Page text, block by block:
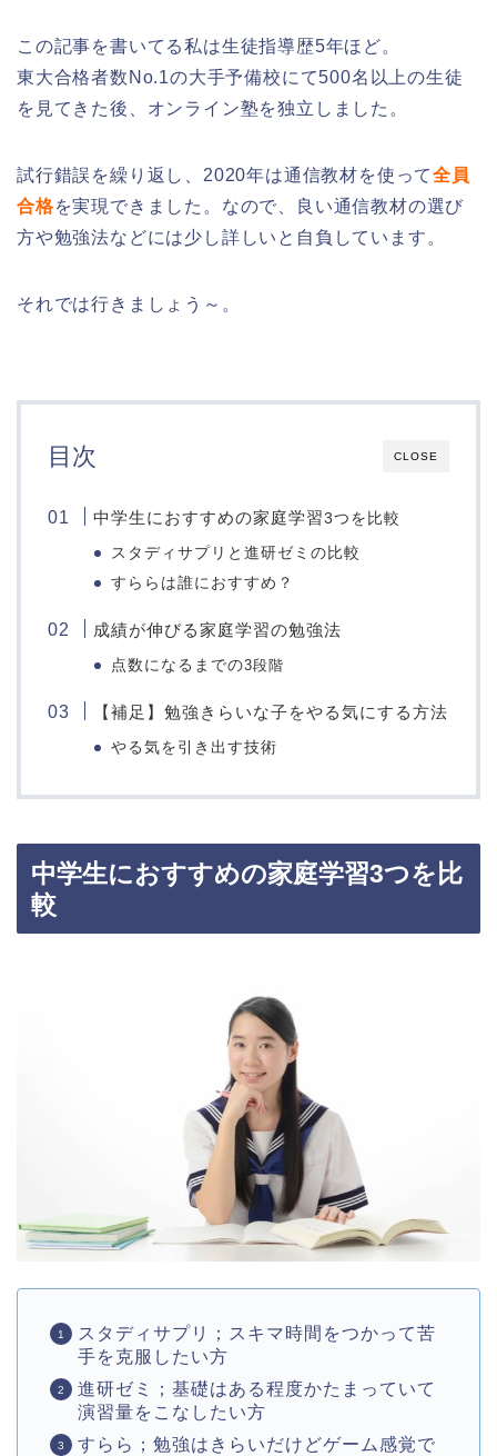
この記事を書いてる私は生徒指導歴5年ほど。
東大合格者数 No.1の大手予備校にて500名以上の生徒
を見てきた後、オンライン塾を独立しました。
試行錯誤を繰り返し、 2020年は通信教材を使って全員
合格を実現できました。なので、良い通信教材の選び
方や勉強法などには少し詳しいと自負しています。
それでは行きましょう～。
CLOSE
目次
中学生におすすめの家庭学習3つを比較
スタディサプリと進研ゼミの比較
すららは誰におすすめ？
成績が伸びる家庭学習の勉強法
点数になるまでの3段階
【補足】勉強きらいな子をやる気にする方法
やる気を引き出す技術
中学生におすすめの家庭学習3つを比
較
スタディサプリ；スキマ時間をつかって苦
手を克服したい方
進研ゼミ；基礎はある程度かたまっていて
演習量をこなしたい方
すらら；勉強はきらいだけどゲーム感覚で